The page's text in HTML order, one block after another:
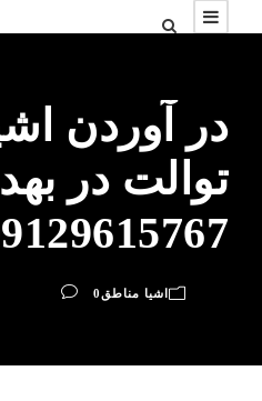
در آوردن
توالت در
اشیا مناطق 0